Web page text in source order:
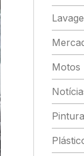
Motos
Pintura